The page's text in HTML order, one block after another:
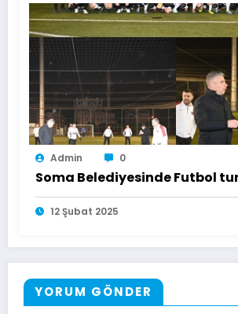
Admin 0
Soma Belediyesinde Futbol
12 Şubat 2025
YORUM GÖNDER